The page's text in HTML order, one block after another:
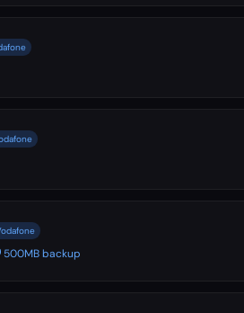
500MB backup